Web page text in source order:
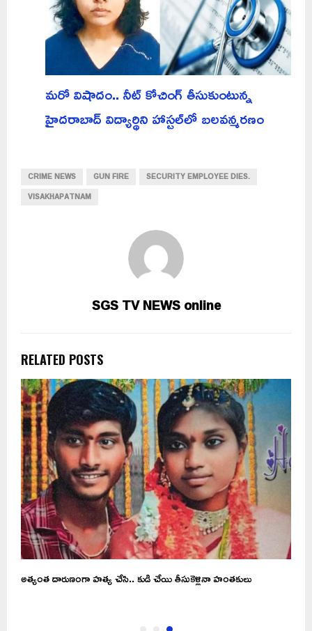
మరో విషాదం.. నీట్ కోచింగ్ తీసుకుంటున్న
హైదరాబాద్ విద్యార్థిని హాస్టల్‌లో బలవన్మరణం
CRIME NEWS GUN FIRE
SECURITY EMPLOYEE DIES.
VISAKHAPATNAM
SGS TV NEWS online
RELATED POSTS
అత్యంత దారుణంగా హత్య చేసి.. కుడి చేయి తీసుకెళ్లినా హంతకులు